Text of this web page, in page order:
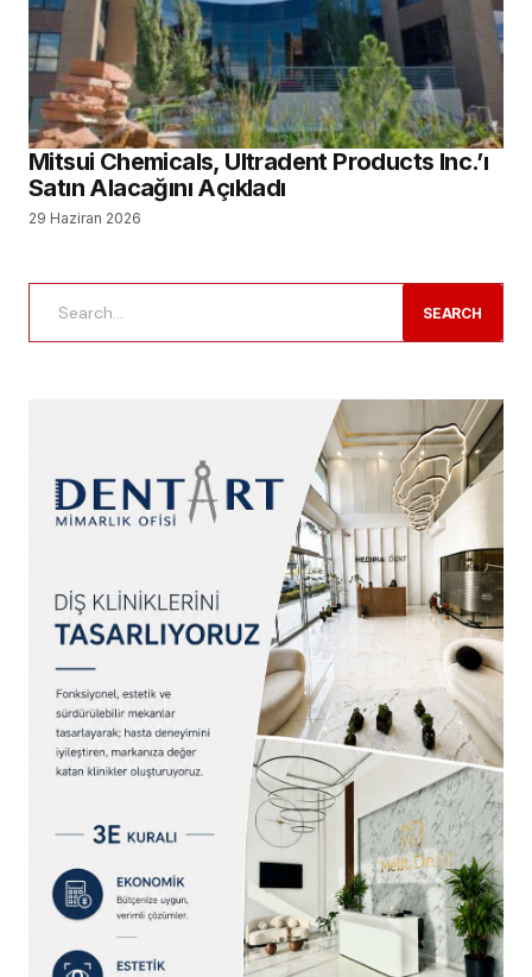
Mitsui Chemicals, Ultradent Products Inc.’ı
Satın Alacağını Açıkladı
29 Haziran 2026
SEARCH